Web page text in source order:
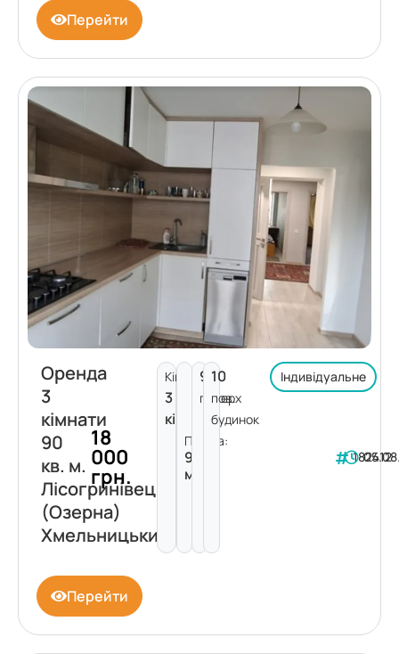
Перейти
Оренда
3
кімнати
90
кв. м.
Лісогринівецька
(Озерна)
Хмельницький
18
000
грн.
Кімнат:
3
кімнати
Площа:
90
м²
9
поверх
10
пов.
будинок
Індивідуальне
182412
Перейти